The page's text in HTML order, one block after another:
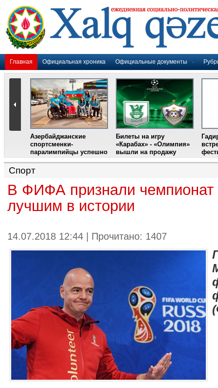
Главная Официальная хроника Официальные документы
Азербайджанские
спортсменки-
паралимпийцы успешно
выступили на III
Международном
фестивале парашютного
спорта
Билеты на игру
«Карабах» - «Олимпия»
вышли на продажу
Спорт
В ФИФА признали чемпионат
лучшим в истории
14.07.2018 12:44 | Прочитано: 1407